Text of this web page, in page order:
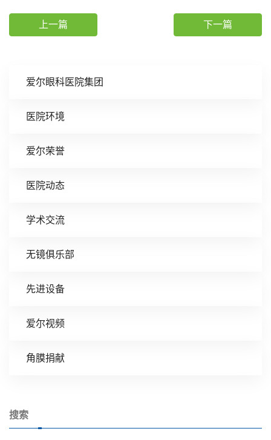
爱尔眼科医院集团
医院环境
爱尔荣誉
医院动态
学术交流
无镜俱乐部
先进设备
爱尔视频
角膜捐献
搜索
上一篇 下一篇